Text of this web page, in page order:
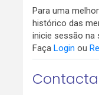
Para uma
histórico das
inicie sessão na
Faça Login ou